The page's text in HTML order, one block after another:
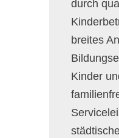
durch
breites
Kinder